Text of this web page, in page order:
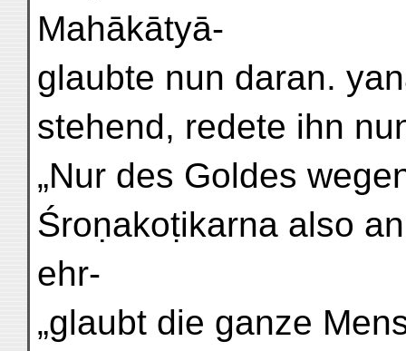
Mahākātyā-
glaubte nun daran.
stehend, redete ihn
„Nur des Goldes
Śroṇakoṭikarna also
ehr-
„glaubt die ganze